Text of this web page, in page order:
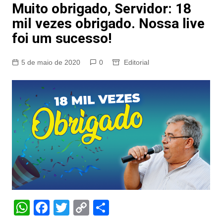
Muito obrigado, Servidor: 18
mil vezes obrigado. Nossa live
foi um sucesso!
5 de maio de 2020 0 Editorial
W F T C S